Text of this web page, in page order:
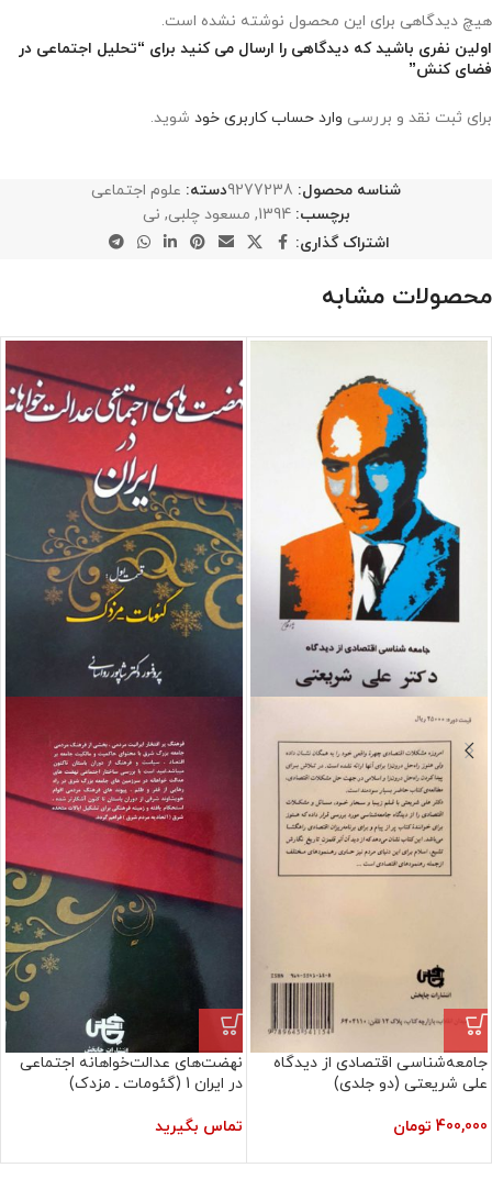
هیچ دیدگاهی برای این محصول نوشته نشده است.
اولین نفری باشید که دیدگاهی را ارسال می کنید برای “تحلیل اجتماعی در
فضای کنش”
برای ثبت نقد و بررسی وارد حساب کاربری خود شوید.
شناسه محصول: 9277238دسته: علوم اجتماعی
برچسب: 1394
, مسعود چلبی, نی
اشتراک گذاری:
محصولات مشابه
جامعه‌شناسی اقتصادی از دیدگاه
علی شریعتی (دو جلدی)
400,000 تومان
نهضت‌های عدالت‌خواهانه اجتماعی
در ایران 1 (گئومات ـ مزدک)
تماس بگیرید